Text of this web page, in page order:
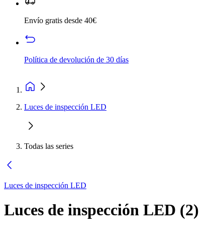
Envío gratis desde 40€
Política de devolución de 30 días
Luces de inspección LED
Todas las series
Luces de inspección LED
Luces de inspección LED (2)